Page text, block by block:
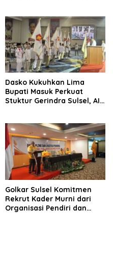
Dasko Kukuhkan Lima
Bupati Masuk Perkuat
Stuktur Gerindra Sulsel, AIA
Golkar Sulsel Komitmen
Rekrut Kader Murni dari
Organisasi Pendiri dan